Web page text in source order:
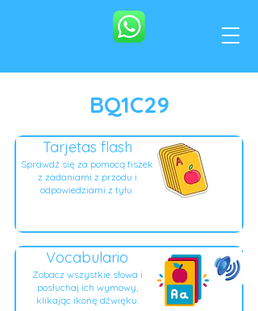
BQ1C29
Tarjetas flash
Sprawdź się za pomocą fiszek
z zadaniami z przodu i
odpowiedziami z tyłu.
Vocabulario
Zobacz wszystkie słowa i
posłuchaj ich wymowy,
klikając ikonę dźwięku.